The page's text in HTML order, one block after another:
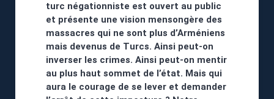
turc négationniste est ouvert au public
et présente une vision mensongère des
massacres qui ne sont plus d’Arméniens
mais devenus de Turcs. Ainsi peut-on
inverser les crimes. Ainsi peut-on mentir
au plus haut sommet de l’état. Mais qui
aura le courage de se lever et demander